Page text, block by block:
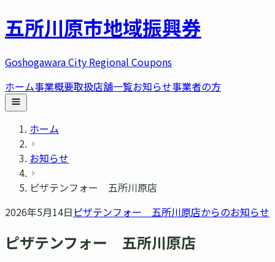
五所川原市地域振興券
Goshogawara City Regional Coupons
ホーム事業概要取扱店舗一覧お知らせ事業者の方
ホーム
お知らせ
ピザテンフォー 五所川原店
2026年5月14日 ピザテンフォー 五所川原店からのお知らせ
ピザテンフォー 五所川原店